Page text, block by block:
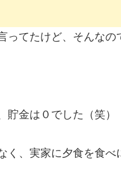
てたけど、そんなの
金は０でした（笑）
、実家に夕食を食べ